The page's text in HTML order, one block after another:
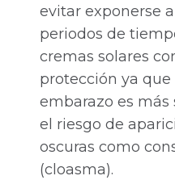
evitar exponerse
periodos de
cremas solares
protección ya que
embarazo es más
el riesgo de
oscuras como
(cloasma).